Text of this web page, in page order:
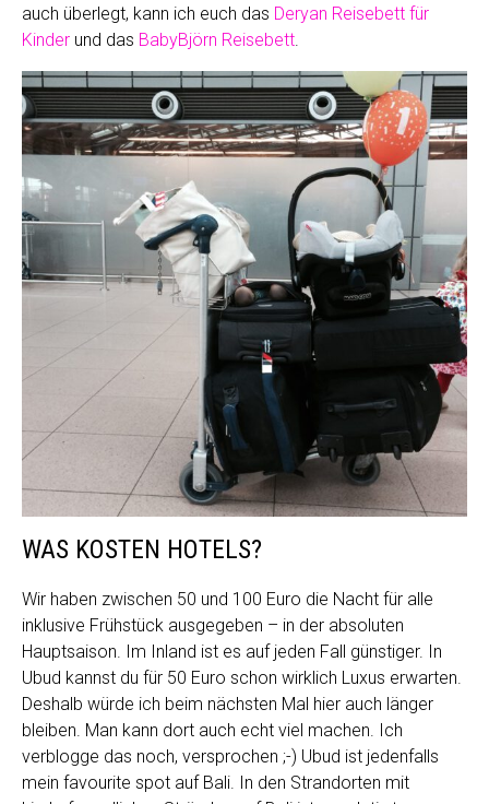
auch überlegt, kann ich euch das Deryan Reisebett für
Kinder und das BabyBjörn Reisebett.
WAS KOSTEN HOTELS?
Wir haben zwischen 50 und 100 Euro die Nacht für alle
inklusive Frühstück ausgegeben – in der absoluten
Hauptsaison. Im Inland ist es auf jeden Fall günstiger. In
Ubud kannst du für 50 Euro schon wirklich Luxus erwarten.
Deshalb würde ich beim nächsten Mal hier auch länger
bleiben. Man kann dort auch echt viel machen. Ich
verblogge das noch, versprochen ;-) Ubud ist jedenfalls
mein favourite spot auf Bali. In den Strandorten mit